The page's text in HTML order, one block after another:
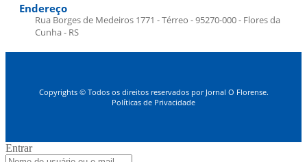
Endereço
Rua Borges de Medeiros 1771 - Térreo - 95270-000 - Flores da
Cunha - RS
Copyrights © Todos os direitos reservados por Jornal O Florense.
Políticas de Privacidade
Entrar